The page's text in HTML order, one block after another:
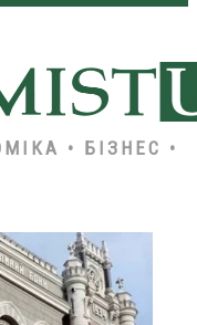
• БІЗНЕС •